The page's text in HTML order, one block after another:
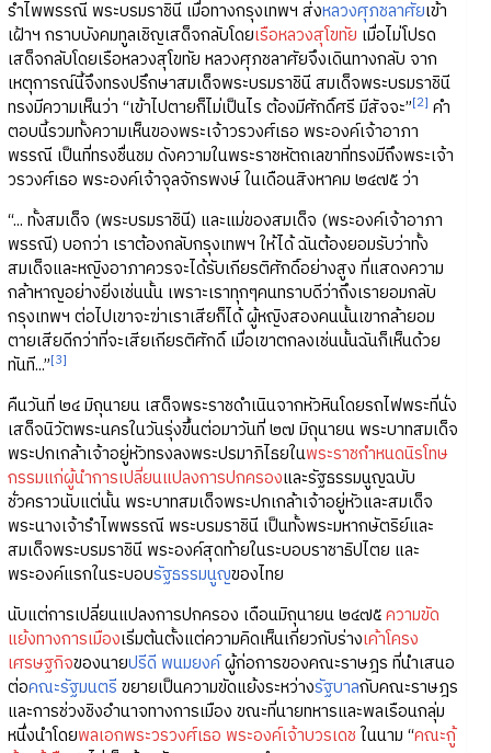
รำไพพรรณี พระบรมราชินี เมื่อทางกรุงเทพฯ ส่งหลวงศุภชลาศัยเข้า
เฝ้าฯ กราบบังคมทูลเชิญเสด็จกลับโดยเรือหลวงสุโขทัย เมื่อไม่โปรด
เสด็จกลับโดยเรือหลวงสุโขทัย หลวงศุภชลาศัยจึงเดินทางกลับ จาก
เหตุการณ์นี้จึงทรงปรึกษาสมเด็จพระบรมราชินี สมเด็จพระบรมราชินี
ทรงมีความเห็นว่า “เข้าไปตายก็ไม่เป็นไร ต้องมีศักดิ์ศรี มีสัจจะ”[2] คำ
ตอบนี้รวมทั้งความเห็นของพระเจ้าวรวงศ์เธอ พระองค์เจ้าอาภา
พรรณี เป็นที่ทรงชื่นชม ดังความในพระราชหัตถเลขาที่ทรงมีถึงพระเจ้า
วรวงศ์เธอ พระองค์เจ้าจุลจักรพงษ์ ในเดือนสิงหาคม ๒๔๗๕ ว่า
“... ทั้งสมเด็จ (พระบรมราชินี) และแม่ของสมเด็จ (พระองค์เจ้าอาภา
พรรณี) บอกว่า เราต้องกลับกรุงเทพฯ ให้ได้ ฉันต้องยอมรับว่าทั้ง
สมเด็จและหญิงอาภาควรจะได้รับเกียรติศักดิ์อย่างสูง ที่แสดงความ
กล้าหาญอย่างยิ่งเช่นนั้น เพราะเราทุกๆคนทราบดีว่าถึงเรายอมกลับ
กรุงเทพฯ ต่อไปเขาจะฆ่าเราเสียก็ได้ ผู้หญิงสองคนนั้นเขากล้ายอม
ตายเสียดีกว่าที่จะเสียเกียรติศักดิ์ เมื่อเขาตกลงเช่นนั้นฉันก็เห็นด้วย
ทันที...”[3]
คืนวันที่ ๒๔ มิถุนายน เสด็จพระราชดำเนินจากหัวหินโดยรถไฟพระที่นั่ง
เสด็จนิวัตพระนครในวันรุ่งขึ้นต่อมาวันที่ ๒๗ มิถุนายน พระบาทสมเด็จ
พระปกเกล้าเจ้าอยู่หัวทรงลงพระปรมาภิไธยในพระราชกำหนดนิรโทษ
กรรมแก่ผู้นำการเปลี่ยนแปลงการปกครองและรัฐธรรมนูญฉบับ
ชั่วคราวนับแต่นั้น พระบาทสมเด็จพระปกเกล้าเจ้าอยู่หัวและสมเด็จ
พระนางเจ้ารำไพพรรณี พระบรมราชินี เป็นทั้งพระมหากษัตริย์และ
สมเด็จพระบรมราชินี พระองค์สุดท้ายในระบอบราชาธิปไตย และ
พระองค์แรกในระบอบรัฐธรรมนูญของไทย
นับแต่การเปลี่ยนแปลงการปกครอง เดือนมิถุนายน ๒๔๗๕ความขัด
แย้งทางการเมืองเริ่มต้นตั้งแต่ความคิดเห็นเกี่ยวกับร่างเค้าโครง
เศรษฐกิจของนายปรีดี พนมยงค์ผู้ก่อการของคณะราษฎร ที่นำเสนอ
ต่อคณะรัฐมนตรี ขยายเป็นความขัดแย้งระหว่างรัฐบาลกับคณะราษฎร
และการช่วงชิงอำนาจทางการเมือง ขณะที่นายทหารและพลเรือนกลุ่ม
หนึ่งนำโดยพลเอกพระวรวงศ์เธอ พระองค์เจ้าบวรเดช ในนาม “คณะกู้